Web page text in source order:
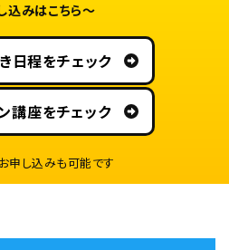
込みはこちら〜
日程をチェック
講座をチェック
申し込みも可能です